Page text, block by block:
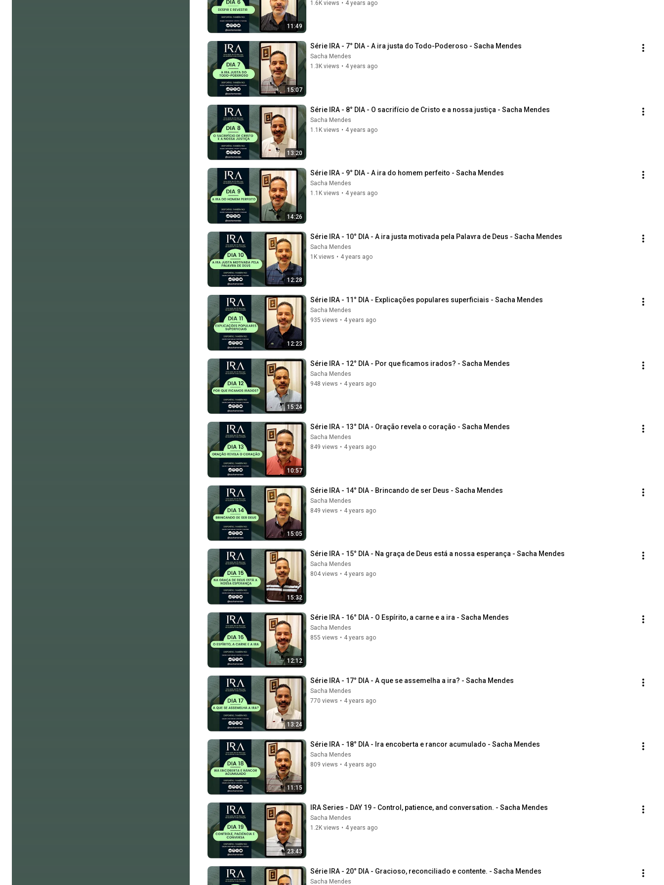
11:49
1.6K views • 4 years ago
15:07
Série IRA - 7° DIA - A ira justa do Todo-Poderoso - Sacha Mendes
Sacha Mendes
1.3K views • 4 years ago
13:20
Série IRA - 8° DIA - O sacrifício de Cristo e a nossa justiça - Sacha Mendes
Sacha Mendes
1.1K views • 4 years ago
14:26
Série IRA - 9° DIA - A ira do homem perfeito - Sacha Mendes
Sacha Mendes
1.1K views • 4 years ago
12:28
Série IRA - 10° DIA - A ira justa motivada pela Palavra de Deus - Sacha Mendes
Sacha Mendes
1K views • 4 years ago
12:23
Série IRA - 11° DIA - Explicações populares superficiais - Sacha Mendes
Sacha Mendes
935 views • 4 years ago
15:24
Série IRA - 12° DIA - Por que ficamos irados? - Sacha Mendes
Sacha Mendes
948 views • 4 years ago
10:57
Série IRA - 13° DIA - Oração revela o coração - Sacha Mendes
Sacha Mendes
849 views • 4 years ago
15:05
Série IRA - 14° DIA - Brincando de ser Deus - Sacha Mendes
Sacha Mendes
849 views • 4 years ago
15:32
Série IRA - 15° DIA - Na graça de Deus está a nossa esperança - Sacha Mendes
Sacha Mendes
804 views • 4 years ago
12:12
Série IRA - 16° DIA - O Espírito, a carne e a ira - Sacha Mendes
Sacha Mendes
855 views • 4 years ago
13:24
Série IRA - 17° DIA - A que se assemelha a ira? - Sacha Mendes
Sacha Mendes
770 views • 4 years ago
11:15
Série IRA - 18° DIA - Ira encoberta e rancor acumulado - Sacha Mendes
Sacha Mendes
809 views • 4 years ago
23:43
IRA Series - DAY 19 - Control, patience, and conversation. - Sacha Mendes
Sacha Mendes
1.2K views • 4 years ago
Série IRA - 20° DIA - Gracioso, reconciliado e contente. - Sacha Mendes
Sacha Mendes